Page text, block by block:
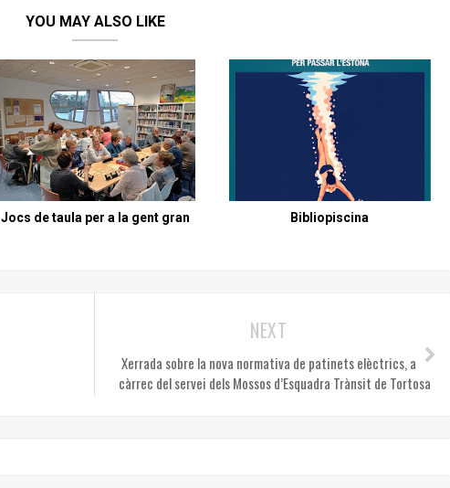
YOU MAY ALSO LIKE
Jocs de taula per a la gent gran Bibliopiscina
NEXT
Xerrada sobre la nova normativa de patinets elèctrics, a
càrrec del servei dels Mossos d’Esquadra Trànsit de Tortosa